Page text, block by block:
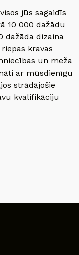
jūs sagaidīs
10 000 dažādu
dažāda dizaina
kravas
un meža
ar mūsdienīgu
strādājošie
kvalifikāciju